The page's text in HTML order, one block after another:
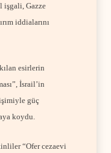
işgali, Gazze
iddialarını
esirlerin
İsrail’in
güç
koydu.
“Ofer cezaevi